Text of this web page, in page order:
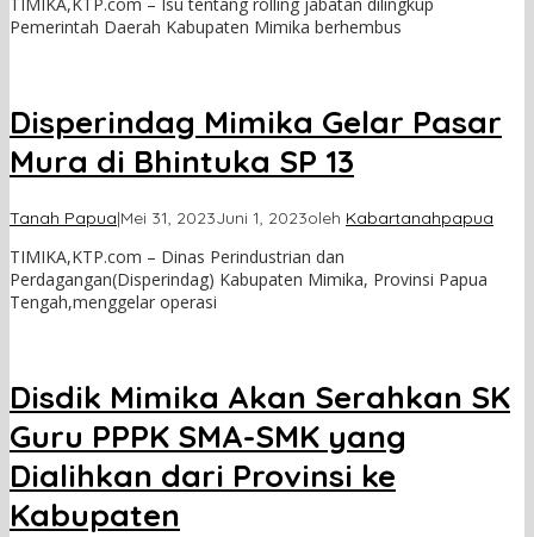
Pemerintah Daerah Kabupaten Mimika berhembus
Disperindag Mimika Gelar Pasar
Mura di Bhintuka SP 13
Tanah Papua|Mei 31, 2023Juni 1, 2023oleh Kabartanahpapua
TIMIKA,KTP.com – Dinas Perindustrian dan
Perdagangan(Disperindag) Kabupaten Mimika, Provinsi Papua
Tengah,menggelar operasi
Disdik Mimika Akan Serahkan SK
Guru PPPK SMA-SMK yang
Dialihkan dari Provinsi ke
Kabupaten